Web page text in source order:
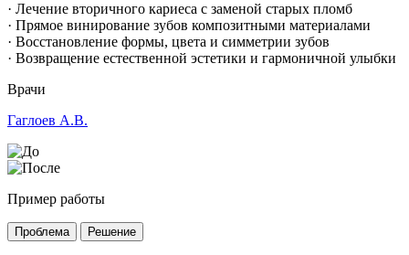
· Лечение вторичного кариеса с заменой старых пломб
· Прямое винирование зубов композитными материалами
· Восстановление формы, цвета и симметрии зубов
· Возвращение естественной эстетики и гармоничной улыбки
Врачи
Гаглоев А.В.
Пример работы
Проблема Решение